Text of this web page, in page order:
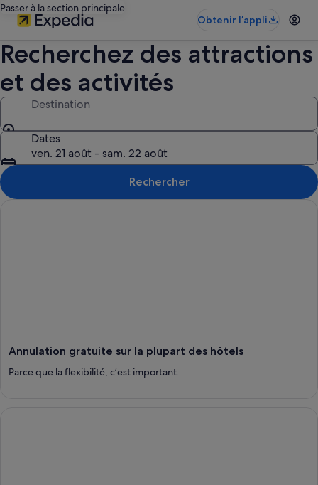
Passer à la section principale
Obtenir l’appli
Recherchez des attractions
et des activités
Destination
Dates
ven. 21 août - sam. 22 août
Rechercher
Annulation gratuite sur la plupart des hôtels
Parce que la flexibilité, c’est important.